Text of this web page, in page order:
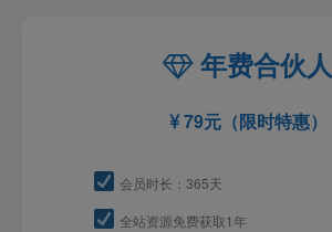
年费合伙人
79元（限时特惠）
会员时长：365天
全站资源免费获取1年